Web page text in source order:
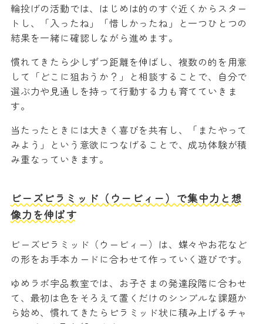
輪投げの活動では、はじめは的のすぐ近くからスター
トし、「入ったね」「惜しかったね」と一つひとつの
結果を一緒に確認しながら進めます。
慣れてきたら少しずつ距離を伸ばし、複数の的を用意
して「どこに狙おうか？」と相談することで、自分で
選ぶ力や見通しを持って行動する力も育てていきま
す。
当たったときには大きく喜びを共有し、「またやって
みよう」という意欲につなげることで、成功体験が積
み重なっていきます。
ビーズピラミッド（ウービィー）で集中力と想
像力を伸ばす
ビーズピラミッド（ウービィー）は、蝶々やお花など
の形をお手本カードに合わせて作っていく遊びです。
ゆめラボ宇品教室では、お子さまの発達段階に合わせ
て、最初は色をそろえて置くだけのシンプルな課題か
ら始め、慣れてきたらピラミッド状に積み上げるチャ